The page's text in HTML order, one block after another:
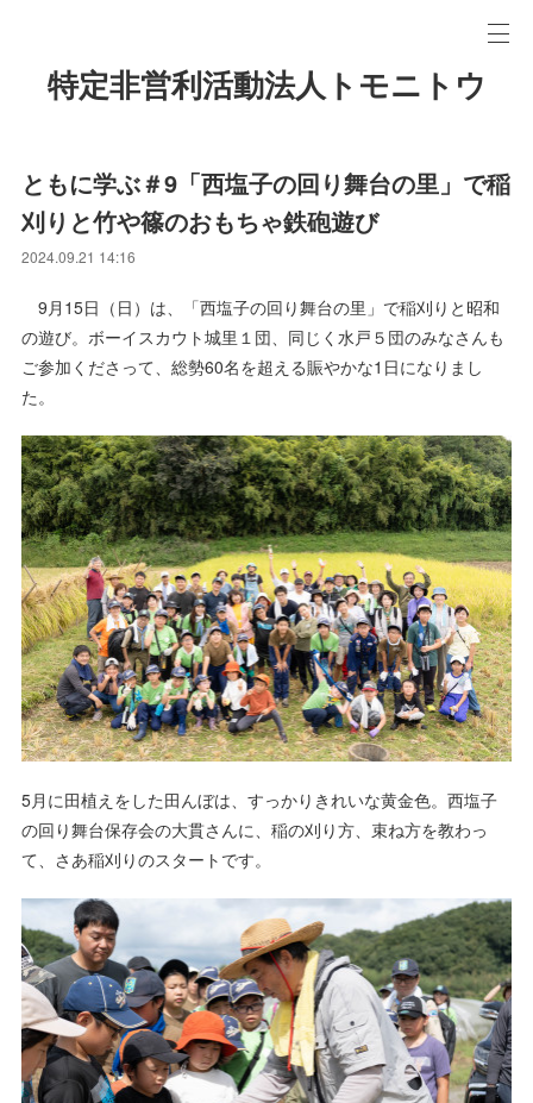
特定非営利活動法人トモニトウ
ともに学ぶ＃9「西塩子の回り舞台の里」で稲
刈りと竹や篠のおもちゃ鉄砲遊び
2024.09.21 14:16
9月15日（日）は、「西塩子の回り舞台の里」で稲刈りと昭和
の遊び。ボーイスカウト城里１団、同じく水戸５団のみなさんも
ご参加くださって、総勢60名を超える賑やかな1日になりまし
た。
5月に田植えをした田んぼは、すっかりきれいな黄金色。西塩子
の回り舞台保存会の大貫さんに、稲の刈り方、束ね方を教わっ
て、さあ稲刈りのスタートです。